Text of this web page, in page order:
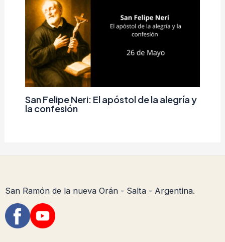
San Felipe Neri: El apóstol de la alegría y
la confesión
San Ramón de la nueva Orán - Salta - Argentina.